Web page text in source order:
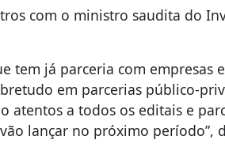
com o ministro saudita do
tem já parceria com empresas
em parcerias público-
atentos a todos os editais e
lançar no próximo período”,